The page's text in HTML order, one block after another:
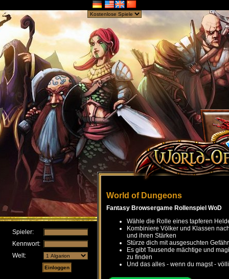
Spieler:
Kennwort:
Welt:
World of Dungeons
Fantasy Browsergame Rollenspiel WoD
Wähle die Rolle eines tapferen
Kombiniere Völker und Klassen
und ihren Stärken
Stürze dich mit ausgesuchten
Es gibt Tausende mächtige und
zu finden
Und das alles - wenn du magst -